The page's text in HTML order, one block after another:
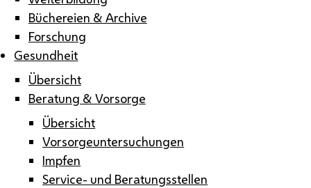
Büchereien & Archive
Forschung
Gesundheit
Übersicht
Beratung & Vorsorge
Übersicht
Vorsorgeuntersuchungen
Impfen
Service- und Beratungsstellen